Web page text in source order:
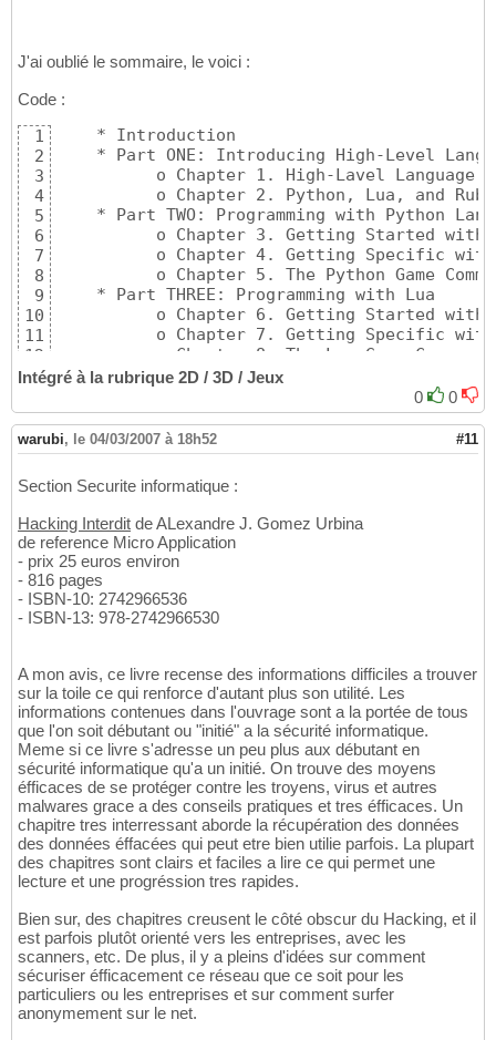
J'ai oublié le sommaire, le voici :
Code :
1
2
3
4
5
6
7
8
9
10
11
12
13
15
16
17
18
    * Introduction
* Part ONE: Introducing High-Level
o Chapter 1. High-Lavel Language
          o Chapter 2. Python, Lua, and Ruby
* Part TWO: Programming with Python
o Chapter 3. Getting Started with
o Chapter 4. Getting Specific
o Chapter 5. The Python Game
    * Part THREE: Programming with Lua
o Chapter 6. Getting Started with
o Chapter 7. Getting Specific
o Chapter 8. The Lua Game
    * Part FOUR: Programming with Ruby
o Chapter 9. Getting Started with
o Chapter 10. Getting Specific
o Chapter 11. The Ruby Game
    * Part FIVE: The Warp Up
Intégré à la rubrique 2D / 3D / Jeux
0
0
warubi, le 04/03/2007 à 18h52 #11
Section Securite informatique :
Hacking Interdit de ALexandre J. Gomez Urbina
de reference Micro Application
- prix 25 euros environ
- 816 pages
- ISBN-10: 2742966536
- ISBN-13: 978-2742966530
A mon avis, ce livre recense des informations difficiles a trouver
sur la toile ce qui renforce d'autant plus son utilité. Les
informations contenues dans l'ouvrage sont a la portée de tous
que l'on soit débutant ou "initié" a la sécurité informatique.
Meme si ce livre s'adresse un peu plus aux débutant en
sécurité informatique qu'a un initié. On trouve des moyens
éfficaces de se protéger contre les troyens, virus et autres
malwares grace a des conseils pratiques et tres éfficaces. Un
chapitre tres interressant aborde la récupération des données
des données éffacées qui peut etre bien utilie parfois. La plupart
des chapitres sont clairs et faciles a lire ce qui permet une
lecture et une progréssion tres rapides.
Bien sur, des chapitres creusent le côté obscur du Hacking, et il
est parfois plutôt orienté vers les entreprises, avec les
scanners, etc. De plus, il y a pleins d'idées sur comment
sécuriser éfficacement ce réseau que ce soit pour les
particuliers ou les entreprises et sur comment surfer
anonymement sur le net.